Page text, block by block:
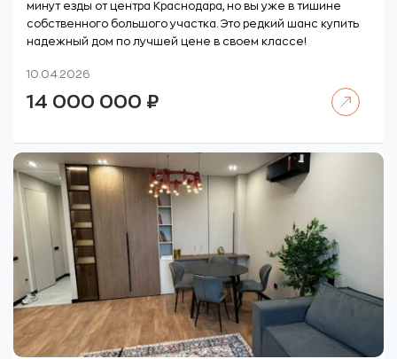
минут езды от центра Краснодара, но вы уже в тишине
собственного большого участка. Это редкий шанс купить
надежный дом по лучшей цене в своем классе!
10.04.2026
14 000 000 ₽